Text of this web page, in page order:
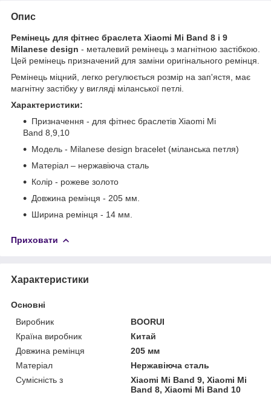
Опис
Ремінець для фітнес браслета Xiaomi Mi Band 8 і 9
Milanese design - металевий ремінець з магнітною застібкою.
Цей ремінець призначений для заміни оригінального ремінця.
Ремінець міцний, легко регулюється розмір на зап'ястя, має
магнітну застібку у вигляді міланської петлі.
Характеристики:
Призначення - для фітнес браслетів Xiaomi Mi
Band 8,9,10
Модель - Milanese design bracelet (міланська петля)
Матеріал – нержавіюча сталь
Колір - рожеве золото
Довжина ремінця - 205 мм.
Ширина ремінця - 14 мм.
Приховати
Характеристики
Основні
Виробник
BOORUI
Країна виробник
Китай
Довжина ремінця
205 мм
Матеріал
Нержавіюча сталь
Сумісність з
Xiaomi Mi Band 9, Xiaomi Mi
Band 8, Xiaomi Mi Band 10